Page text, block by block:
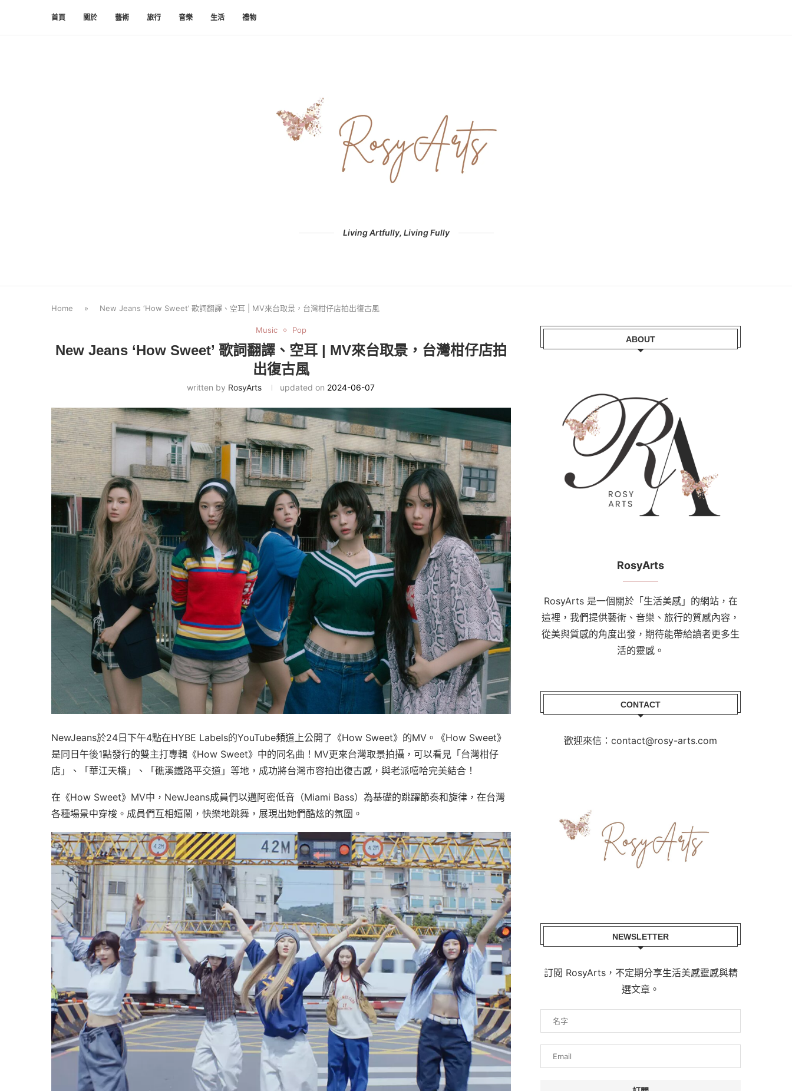
首頁 關於 藝術 旅行 音樂 生活 禮物
Living Artfully, Living Fully
Home » New Jeans ‘How Sweet’ 歌詞翻譯、空耳 | MV來台取景，台灣柑仔店拍出復古風
Music Pop
New Jeans ‘How Sweet’ 歌詞翻譯、空耳 | MV來台取景，台灣柑仔店拍
出復古風
written by RosyArts updated on 2024-06-07
NewJeans於24日下午4點在HYBE Labels的YouTube頻道上公開了《How Sweet》的MV。《How Sweet》
是同日午後1點發行的雙主打專輯《How Sweet》中的同名曲！MV更來台灣取景拍攝，可以看見「台灣柑仔
店」、「華江天橋」、「礁溪鐵路平交道」等地，成功將台灣市容拍出復古感，與老派嘻哈完美結合！
在《How Sweet》MV中，NewJeans成員們以邁阿密低音（Miami Bass）為基礎的跳躍節奏和旋律，在台灣
各種場景中穿梭。成員們互相嬉鬧，快樂地跳舞，展現出她們酷炫的氛圍。
ABOUT
RosyArts
RosyArts 是一個關於「生活美感」的網站，在
這裡，我們提供藝術、音樂、旅行的質感內容，
從美與質感的角度出發，期待能帶給讀者更多生
活的靈感。
CONTACT
歡迎來信：contact@rosy-arts.com
NEWSLETTER
訂閱 RosyArts，不定期分享生活美感靈感與精
選文章。